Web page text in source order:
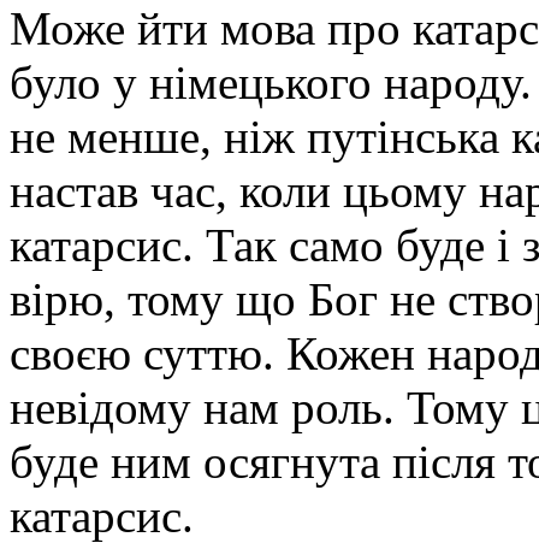
Може йти мова про
було у німецького
не менше, ніж путінська
настав час, коли цьому
катарсис. Так само буде
вірю, тому що Бог не
своєю суттю. Кожен
невідому нам роль. Тому
буде ним осягнута після
катарсис.